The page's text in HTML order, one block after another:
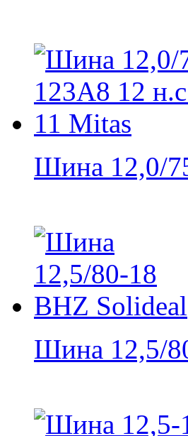
Шина 12,0/
Шина 12,5/